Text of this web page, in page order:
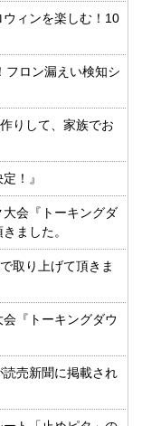
ィンを楽しむ！10
フロン漏えい検知シ
りして、家族でお
！』
大会『トーキングダ
ました。
取り上げて頂きま
会『トーキングダウ
売新聞に掲載され